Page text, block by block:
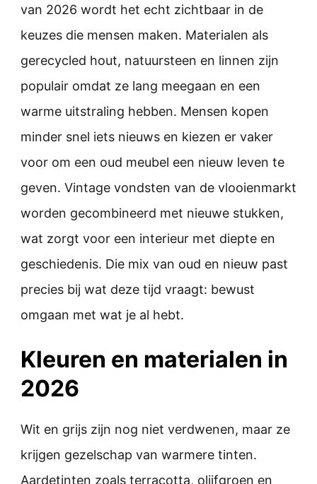
van 2026 wordt het echt zichtbaar in de
keuzes die mensen maken. Materialen als
gerecycled hout, natuursteen en linnen zijn
populair omdat ze lang meegaan en een
warme uitstraling hebben. Mensen kopen
minder snel iets nieuws en kiezen er vaker
voor om een oud meubel een nieuw leven te
geven. Vintage vondsten van de vlooienmarkt
worden gecombineerd met nieuwe stukken,
wat zorgt voor een interieur met diepte en
geschiedenis. Die mix van oud en nieuw past
precies bij wat deze tijd vraagt: bewust
omgaan met wat je al hebt.
Kleuren en materialen in
2026
Wit en grijs zijn nog niet verdwenen, maar ze
krijgen gezelschap van warmere tinten.
Aardetinten zoals terracotta, olijfgroen en